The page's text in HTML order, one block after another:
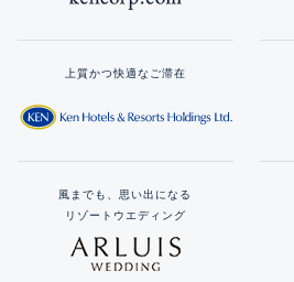
上質かつ快適なご滞在
風までも、思い出になる
リゾートウエディング